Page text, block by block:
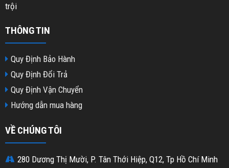
trội
THÔNG TIN
Quy Định Bảo Hành
Quy Định Đổi Trả
Quy Định Vận Chuyển
Hướng dẫn mua hàng
VỀ CHÚNG TÔI
280 Dương Thị Mười, P. Tân Thới Hiệp, Q12, Tp Hồ Chí Minh